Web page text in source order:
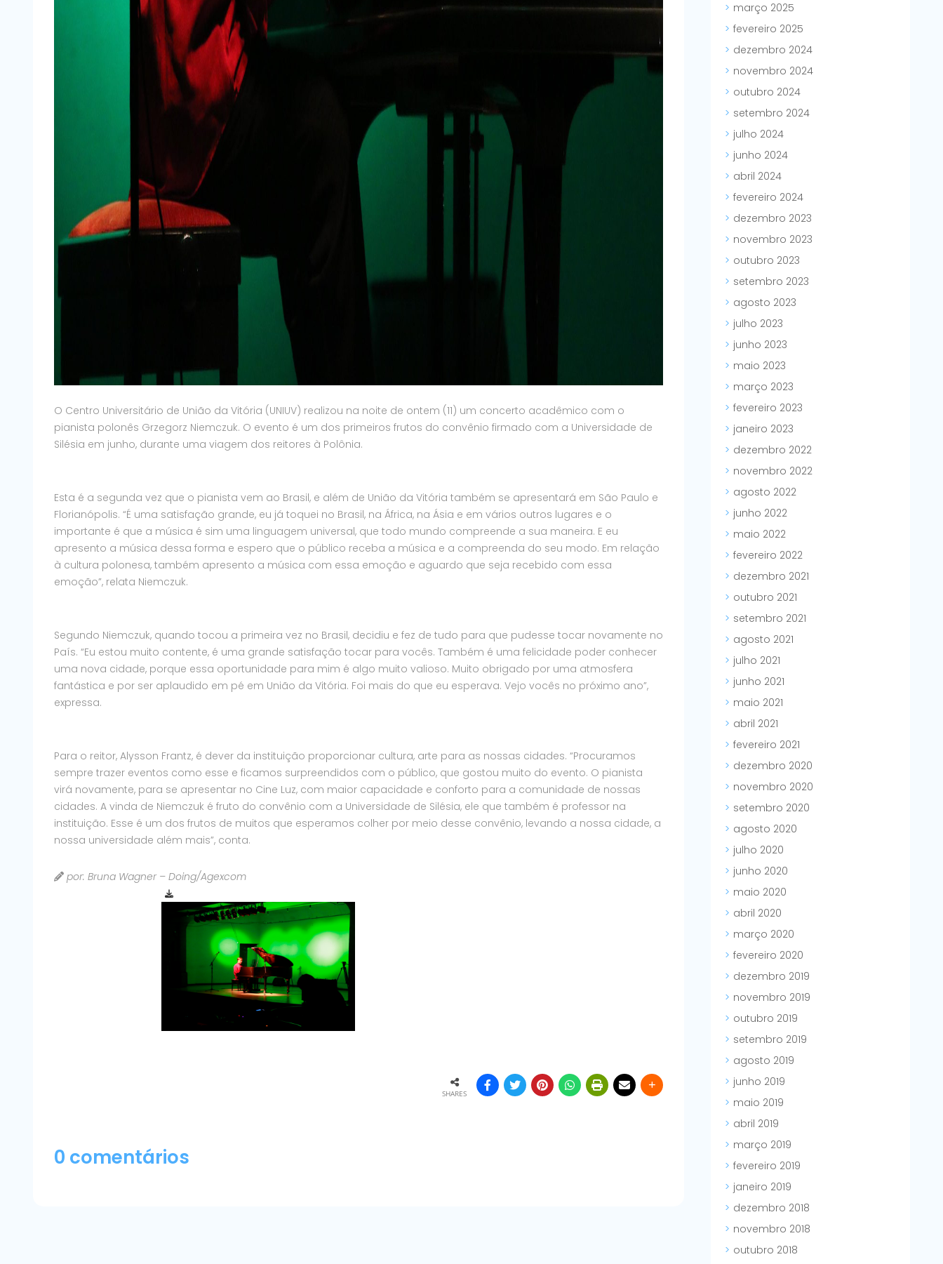
O Centro Universitário de União da Vitória (UNIUV) realizou na noite de ontem (11) um concerto acadêmico com o
pianista polonês Grzegorz Niemczuk. O evento é um dos primeiros frutos do convênio firmado com a Universidade de
Silésia em junho, durante uma viagem dos reitores à Polônia.
Esta é a segunda vez que o pianista vem ao Brasil, e além de União da Vitória também se apresentará em São Paulo e
Florianópolis. “É uma satisfação grande, eu já toquei no Brasil, na África, na Ásia e em vários outros lugares e o
importante é que a música é sim uma linguagem universal, que todo mundo compreende a sua maneira. E eu
apresento a música dessa forma e espero que o público receba a música e a compreenda do seu modo. Em relação
à cultura polonesa, também apresento a música com essa emoção e aguardo que seja recebido com essa
emoção”, relata Niemczuk.
Segundo Niemczuk, quando tocou a primeira vez no Brasil, decidiu e fez de tudo para que pudesse tocar novamente no
País. “Eu estou muito contente, é uma grande satisfação tocar para vocês. Também é uma felicidade poder conhecer
uma nova cidade, porque essa oportunidade para mim é algo muito valioso. Muito obrigado por uma atmosfera
fantástica e por ser aplaudido em pé em União da Vitória. Foi mais do que eu esperava. Vejo vocês no próximo ano”,
expressa.
Para o reitor, Alysson Frantz, é dever da instituição proporcionar cultura, arte para as nossas cidades. “Procuramos
sempre trazer eventos como esse e ficamos surpreendidos com o público, que gostou muito do evento. O pianista
virá novamente, para se apresentar no Cine Luz, com maior capacidade e conforto para a comunidade de nossas
cidades. A vinda de Niemczuk é fruto do convênio com a Universidade de Silésia, ele que também é professor na
instituição. Esse é um dos frutos de muitos que esperamos colher por meio desse convênio, levando a nossa cidade, a
nossa universidade além mais”, conta.
por: Bruna Wagner – Doing/Agexcom
SHARES
0 comentários
março 2025
fevereiro 2025
dezembro 2024
novembro 2024
outubro 2024
setembro 2024
julho 2024
junho 2024
abril 2024
fevereiro 2024
dezembro 2023
novembro 2023
outubro 2023
setembro 2023
agosto 2023
julho 2023
junho 2023
maio 2023
março 2023
fevereiro 2023
janeiro 2023
dezembro 2022
novembro 2022
agosto 2022
junho 2022
maio 2022
fevereiro 2022
dezembro 2021
outubro 2021
setembro 2021
agosto 2021
julho 2021
junho 2021
maio 2021
abril 2021
fevereiro 2021
dezembro 2020
novembro 2020
setembro 2020
agosto 2020
julho 2020
junho 2020
maio 2020
abril 2020
março 2020
fevereiro 2020
dezembro 2019
novembro 2019
outubro 2019
setembro 2019
agosto 2019
junho 2019
maio 2019
abril 2019
março 2019
fevereiro 2019
janeiro 2019
dezembro 2018
novembro 2018
outubro 2018